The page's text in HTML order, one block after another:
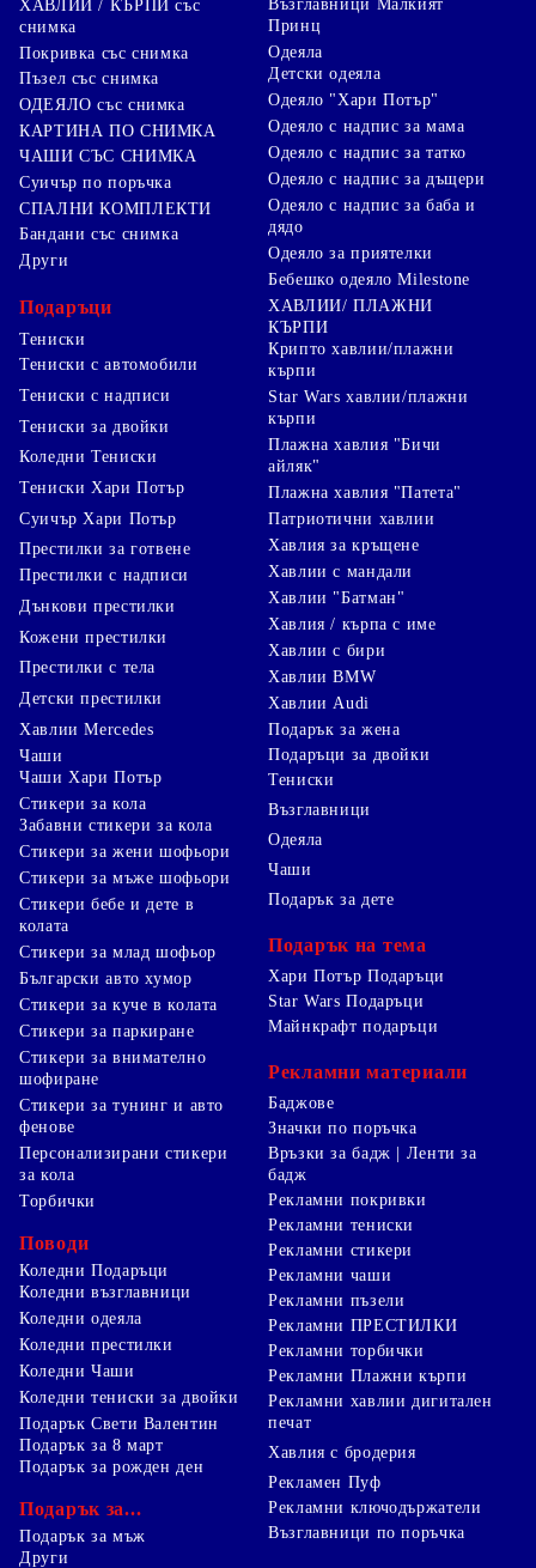
ХАВЛИИ / КЪРПИ със
снимка
Покривка със снимка
Пъзел със снимка
ОДЕЯЛО със снимка
КАРТИНА ПО СНИМКА
ЧАШИ СЪС СНИМКА
Суичър по поръчка
СПАЛНИ КОМПЛЕКТИ
Бандани със снимка
Други
Подаръци
Тениски
Тениски с автомобили
Тениски с надписи
Тениски за двойки
Коледни Тениски
Тениски Хари Потър
Суичър Хари Потър
Престилки за готвене
Престилки с надписи
Дънкови престилки
Кожени престилки
Престилки с тела
Детски престилки
Възглавници Малкият
Принц
Одеяла
Детски одеяла
Одеяло "Хари Потър"
Одеяло с надпис за мама
Одеяло с надпис за татко
Одеяло с надпис за дъщери
Одеяло с надпис за баба и
дядо
Одеяло за приятелки
Бебешко одеяло Milestone
ХАВЛИИ/ ПЛАЖНИ
КЪРПИ
Крипто хавлии/плажни
кърпи
Star Wars хавлии/плажни
кърпи
Плажна хавлия "Бичи
айляк"
Плажна хавлия "Патета"
Патриотични хавлии
Хавлия за кръщене
Хавлии с мандали
Хавлии "Батман"
Хавлия / кърпа с име
Хавлии с бири
Хавлии BMW
Хавлии Audi
Хавлии Mercedes
Чаши
Чаши Хари Потър
Стикери за кола
Забавни стикери за кола
Стикери за жени шофьори
Стикери за мъже шофьори
Стикери бебе и дете в
колата
Стикери за млад шофьор
Български авто хумор
Стикери за куче в колата
Стикери за паркиране
Стикери за внимателно
шофиране
Стикери за тунинг и авто
фенове
Персонализирани стикери
за кола
Торбички
Поводи
Коледни Подаръци
Коледни възглавници
Коледни одеяла
Коледни престилки
Коледни Чаши
Коледни тениски за двойки
Подарък Свети Валентин
Подарък за 8 март
Подарък за рожден ден
Подарък за...
Подарък за мъж
Подарък за жена
Подаръци за двойки
Тениски
Възглавници
Одеяла
Чаши
Подарък за дете
Подарък на тема
Хари Потър Подаръци
Star Wars Подаръци
Майнкрафт подаръци
Рекламни материали
Баджове
Значки по поръчка
Връзки за бадж | Ленти за
бадж
Рекламни покривки
Рекламни тениски
Рекламни стикери
Рекламни чаши
Рекламни пъзели
Рекламни ПРЕСТИЛКИ
Рекламни торбички
Рекламни Плажни кърпи
Рекламни хавлии дигитален
печат
Хавлия с бродерия
Рекламен Пуф
Рекламни ключодържатели
Възглавници по поръчка
Други